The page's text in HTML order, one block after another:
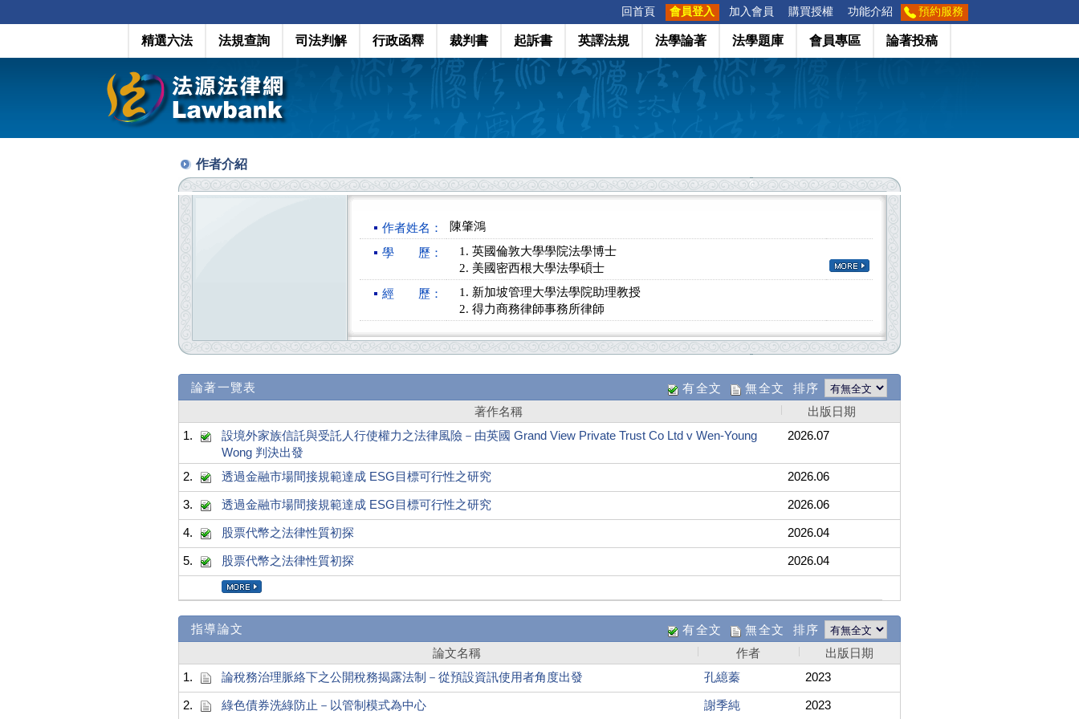
回首頁 會員登入 加入會員 購買授權 功能介紹 預約服務
精選六法 法規查詢 司法判解 行政函釋 裁判書 起訴書 英譯法規 法學論著 法學題庫 會員專區 論著投稿
作者介紹
作者姓名： 陳肇鴻
學 歷：
英國倫敦大學學院法學博士
美國密西根大學法學碩士
經 歷：
新加坡管理大學法學院助理教授
得力商務律師事務所律師
論著一覽表 有全文 無全文 排序
著作名稱
出版日期
1.
設境外家族信託與受託人行使權力之法律風險－由英國 Grand View Private Trust Co Ltd v Wen-Young
Wong 判決出發
2026.07
2. 透過金融市場間接規範達成 ESG目標可行性之研究 2026.06
3. 透過金融市場間接規範達成 ESG目標可行性之研究 2026.06
4. 股票代幣之法律性質初探 2026.04
5. 股票代幣之法律性質初探 2026.04
指導論文 有全文 無全文 排序
論文名稱 作者
出版日期
1.
論稅務治理脈絡下之公開稅務揭露法制－從預設資訊使用者角度出發 孔繶蓁 2023
2. 綠色債券洗綠防止－以管制模式為中心 謝季純 2023